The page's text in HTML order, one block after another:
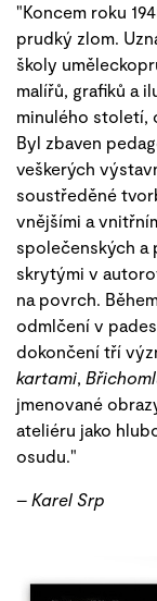
"Koncem roku
prudký zlom.
školy
malířů, grafiků a
minulého století,
Byl zbaven
veškerých
soustředěné
vnějšími a
společenských a
skrytými v
na povrch.
odmlčení v
dokončení tří
kartami,
jmenované
ateliéru jako
osudu."
– Karel Srp